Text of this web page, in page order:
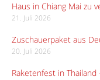
Haus in Chiang Mai zu
21. Juli 2026
Zuschauerpaket aus
20. Juli 2026
Raketenfest in